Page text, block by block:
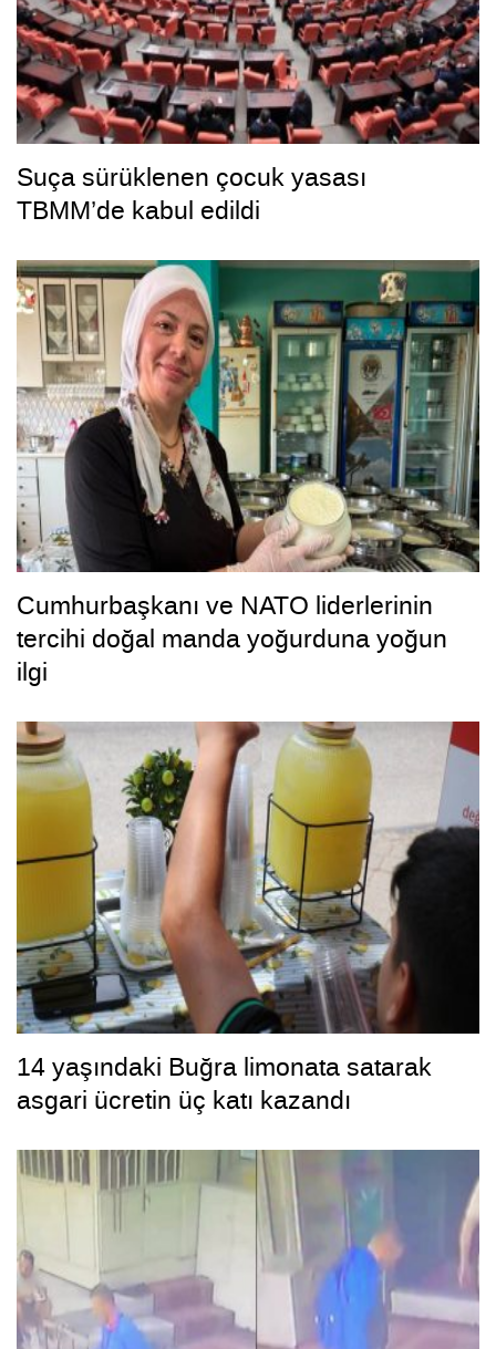
Suça sürüklenen çocuk yasası
TBMM’de kabul edildi
Cumhurbaşkanı ve NATO liderlerinin
tercihi doğal manda yoğurduna yoğun
ilgi
14 yaşındaki Buğra limonata satarak
asgari ücretin üç katı kazandı